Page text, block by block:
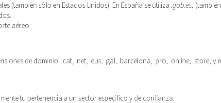
(también sólo en Estados Unidos). En España se utiliza .gob.es.
aéreo.
de dominio: .cat, .net, .eus, .gal, .barcelona, .pro, .online, .store, y
tu pertenencia a un sector específico y de confianza.